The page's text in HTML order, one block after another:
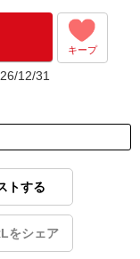
キープ
12/31
トする
をシェア